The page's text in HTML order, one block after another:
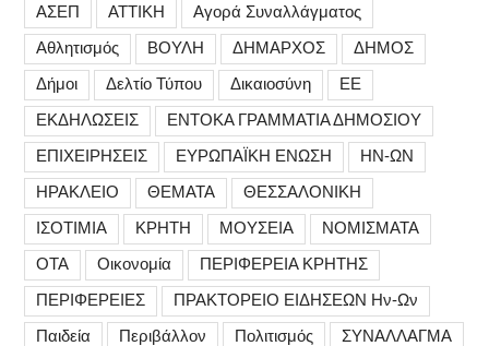
ΑΣΕΠ
ΑΤΤΙΚΗ
Αγορά Συναλλάγματος
Αθλητισμός
ΒΟΥΛΗ ΔΗΜΑΡΧΟΣ
ΔΗΜΟΣ
Δήμοι
Δελτίο Τύπου Δικαιοσύνη
ΕΕ
ΕΚΔΗΛΩΣΕΙΣ
ΕΝΤΟΚΑ ΓΡΑΜΜΑΤΙΑ ΔΗΜΟΣΙΟΥ
ΕΠΙΧΕΙΡΗΣΕΙΣ
ΕΥΡΩΠΑΪΚΗ ΕΝΩΣΗ
ΗΝ-ΩΝ
ΗΡΑΚΛΕΙΟ
ΘΕΜΑΤΑ
ΘΕΣΣΑΛΟΝΙΚΗ
ΙΣΟΤΙΜΙΑ
ΚΡΗΤΗ ΜΟΥΣΕΙΑ
ΝΟΜΙΣΜΑΤΑ
ΟΤΑ
Οικονομία
ΠΕΡΙΦΕΡΕΙΑ ΚΡΗΤΗΣ
ΠΕΡΙΦΕΡΕΙΕΣ
ΠΡΑΚΤΟΡΕΙΟ ΕΙΔΗΣΕΩΝ Ην-Ων
Παιδεία
Περιβάλλον Πολιτισμός
ΣΥΝΑΛΛΑΓΜΑ